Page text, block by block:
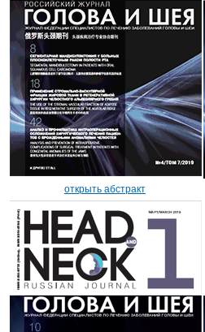
открыть абстракт